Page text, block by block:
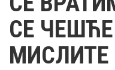
СЕ
МИСЛИТЕ